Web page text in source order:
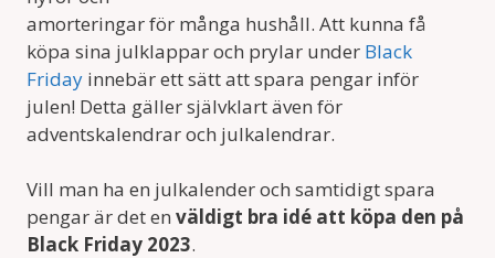
amorteringar för många hushåll. Att kunna få
köpa sina julklappar och prylar under Black
Friday innebär ett sätt att spara pengar inför
julen! Detta gäller självklart även för
adventskalendrar och julkalendrar.
Vill man ha en julkalender och samtidigt spara
pengar är det en väldigt bra idé att köpa den på
Black Friday 2023.